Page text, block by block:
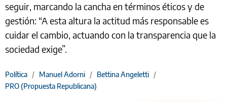
seguir, marcando la cancha en términos éticos y de
gestión: “A esta altura la actitud más responsable es
cuidar el cambio, actuando con la transparencia que la
sociedad exige”.
Política / Manuel Adorni / Bettina Angeletti /
PRO (Propuesta Republicana)